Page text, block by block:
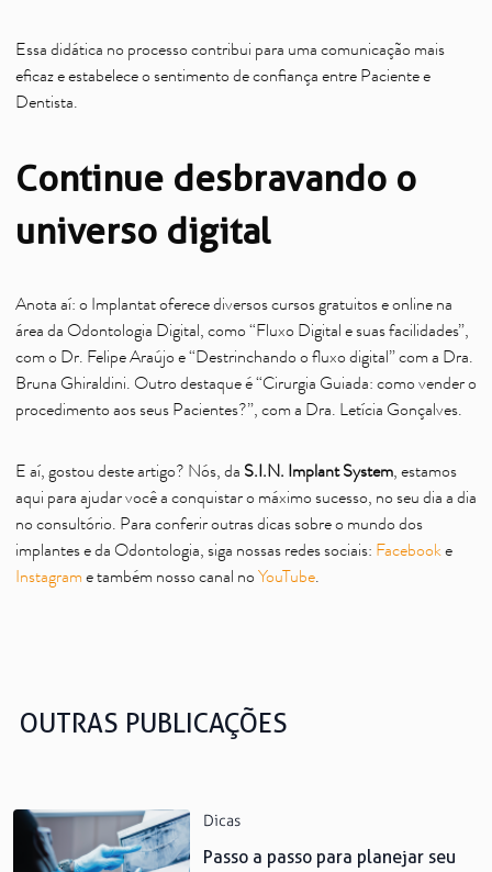
Essa didática no processo contribui para uma comunicação mais
eficaz e estabelece o sentimento de confiança entre Paciente e
Dentista.
Continue desbravando o
universo digital
Anota aí: o Implantat oferece diversos cursos gratuitos e online na
área da Odontologia Digital, como “Fluxo Digital e suas facilidades”,
com o Dr. Felipe Araújo e “Destrinchando o fluxo digital” com a Dra.
Bruna Ghiraldini. Outro destaque é “Cirurgia Guiada: como vender o
procedimento aos seus Pacientes?”, com a Dra. Letícia Gonçalves.
E aí, gostou deste artigo? Nós, da S.I.N. Implant System, estamos
aqui para ajudar você a conquistar o máximo sucesso, no seu dia a dia
no consultório. Para conferir outras dicas sobre o mundo dos
implantes e da Odontologia, siga nossas redes sociais: Facebooke
Instagram e também nosso canal no YouTube.
OUTRAS PUBLICAÇÕES
Dicas
Passo a passo para planejar seu